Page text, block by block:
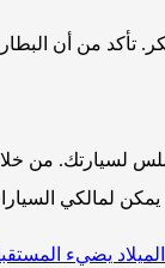
تأكد من أن
لسيارتك. من
لمالكي
يضيء